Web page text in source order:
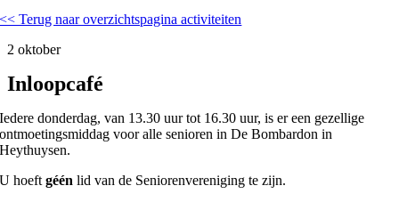
<< Terug naar overzichtspagina activiteiten
2 oktober
Inloopcafé
Iedere donderdag, van 13.30 uur tot 16.30 uur, is er een gezellige
ontmoetingsmiddag voor alle senioren in De Bombardon in
Heythuysen.
U hoeftgéén lid van de Seniorenvereniging te zijn.